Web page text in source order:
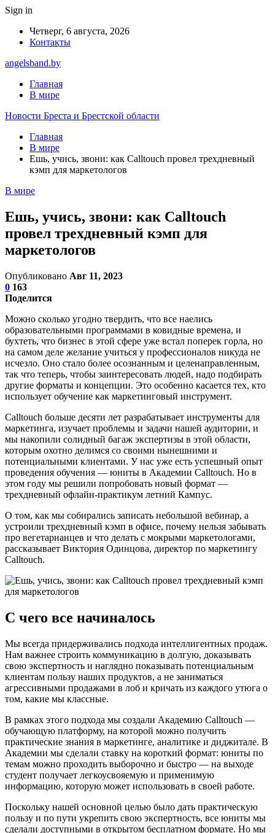
Sign in
Четверг, 6 августа, 2026
Контакты
angelsband.by
Главная
В мире
Новости Бреста и Брестской области
Главная
В мире
Ешь, учись, звони: как Calltouch провел трехдневный
кэмп для маркетологов
В мире
Ешь, учись, звони: как Calltouch
провел трехдневный кэмп для
маркетологов
Опубликовано Авг 11, 2023
0 163
Поделится
Можно сколько угодно твердить, что все наелись
образовательными программами в ковидные времена, и
бухтеть, что бизнес в этой сфере уже встал поперек горла, но
на самом деле желание учиться у профессионалов никуда не
исчезло. Оно стало более осознанным и целенаправленным,
так что теперь, чтобы заинтересовать людей, надо подбирать
другие форматы и концепции. Это особенно касается тех, кто
использует обучение как маркетинговый инструмент.
Calltouch больше десяти лет разрабатывает инструменты для
маркетинга, изучает проблемы и задачи нашей аудитории, и
мы накопили солидный багаж экспертизы в этой области,
которым охотно делимся со своими нынешними и
потенциальными клиентами. У нас уже есть успешный опыт
проведения обучения — юниты в Академии Calltouch. Но в
этом году мы решили попробовать новый формат —
трехдневный офлайн-практикум летний Кампус.
О том, как мы собирались записать небольшой вебинар, а
устроили трехдневный кэмп в офисе, почему нельзя забывать
про вегетарианцев и что делать с мокрыми маркетологами,
рассказывает Виктория Одинцова, директор по маркетингу
Calltouch.
С чего все начиналось
Мы всегда придерживались подхода интеллигентных продаж.
Нам важнее строить коммуникацию в долгую, доказывать
свою экспертность и наглядно показывать потенциальным
клиентам пользу наших продуктов, а не заниматься
агрессивными продажами в лоб и кричать из каждого утюга о
том, какие мы классные.
В рамках этого подхода мы создали Академию Calltouch —
обучающую платформу, на которой можно получить
практические знания в маркетинге, аналитике и диджитале. В
Академии мы сделали ставку на короткий формат: юниты по
темам можно проходить выборочно и быстро — на выходе
студент получает легкоусвояемую и применимую
информацию, которую может использовать в своей работе.
Поскольку нашей основной целью было дать практическую
пользу и по пути укрепить свою экспертность, все юниты мы
сделали доступными в открытом бесплатном формате. Но мы